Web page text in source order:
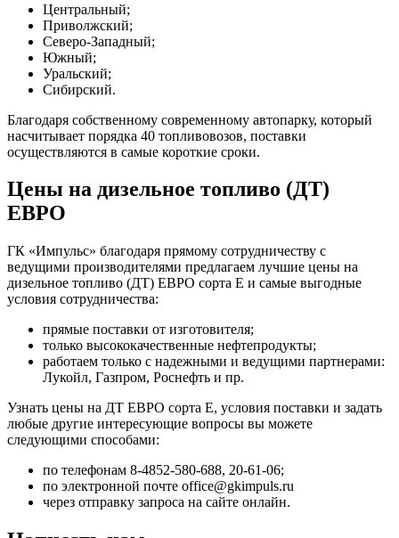
Центральный;
Приволжский;
Северо-Западный;
Южный;
Уральский;
Сибирский.
Благодаря собственному современному автопарку, который
насчитывает порядка 40 топливовозов, поставки
осуществляются в самые короткие сроки.
Цены на дизельное топливо (ДТ)
ЕВРО
ГК «Импульс» благодаря прямому сотрудничеству с
ведущими производителями предлагаем лучшие цены на
дизельное топливо (ДТ) ЕВРО сорта Е и самые выгодные
условия сотрудничества:
прямые поставки от изготовителя;
только высококачественные нефтепродукты;
работаем только с надежными и ведущими партнерами:
Лукойл, Газпром, Роснефть и пр.
Узнать цены на ДТ ЕВРО сорта Е, условия поставки и задать
любые другие интересующие вопросы вы можете
следующими способами:
по телефонам 8-4852-580-688, 20-61-06;
по электронной почте office@gkimpuls.ru
через отправку запроса на сайте онлайн.